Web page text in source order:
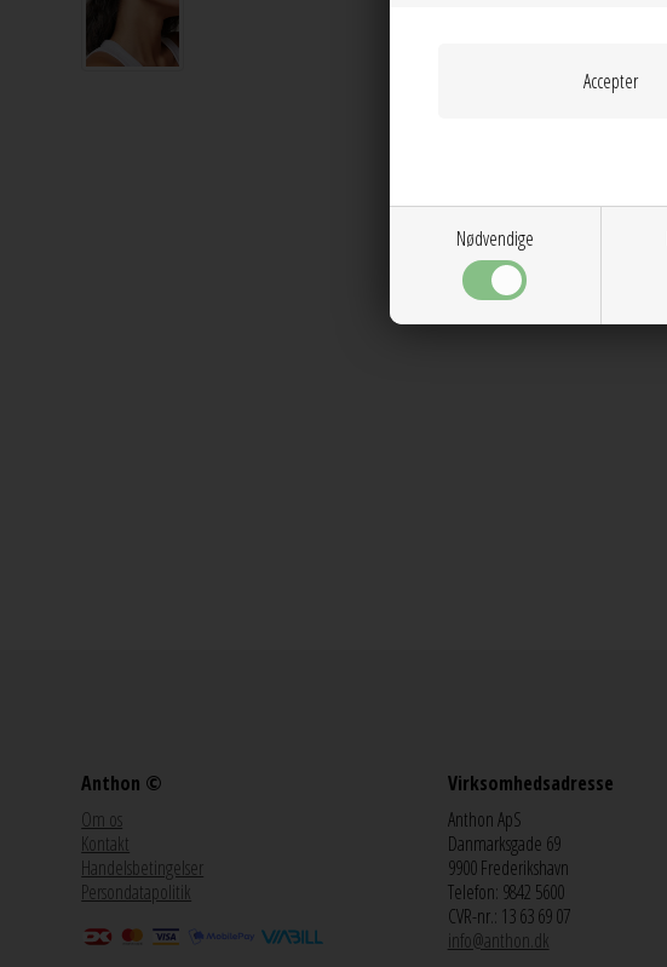
Nødvendige
Anthon ©
Om os
Kontakt
Handelsbetingelser
Persondatapolitik
Virksomhedsadresse
Anthon ApS
Danmarksgade 69
9900 Frederikshavn
Telefon: 9842 5600
CVR-nr.: 13 63 69 07
info@anthon.dk